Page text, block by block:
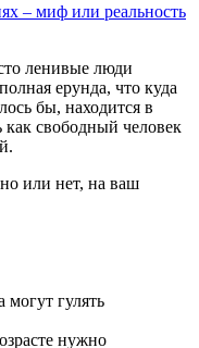
– миф или реальность
ленивые люди
ерунда, что куда
бы, находится в
свободный человек
или нет, на ваш
могут гулять
нужно